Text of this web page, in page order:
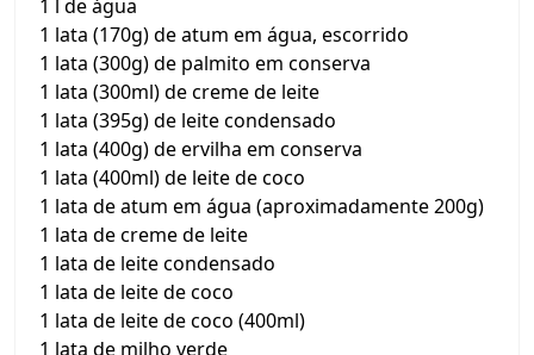
1 l de água
1 lata (170g) de atum em água, escorrido
1 lata (300g) de palmito em conserva
1 lata (300ml) de creme de leite
1 lata (395g) de leite condensado
1 lata (400g) de ervilha em conserva
1 lata (400ml) de leite de coco
1 lata de atum em água (aproximadamente 200g)
1 lata de creme de leite
1 lata de leite condensado
1 lata de leite de coco
1 lata de leite de coco (400ml)
1 lata de milho verde